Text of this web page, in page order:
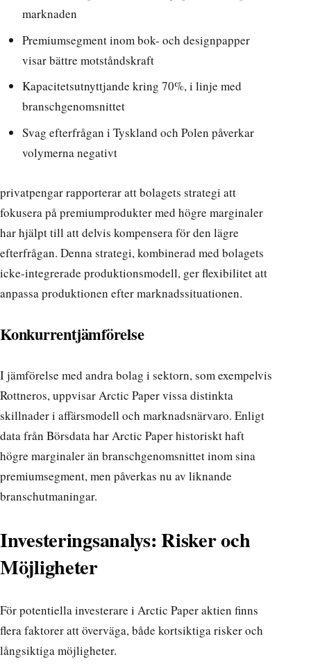
marknaden
Premiumsegment inom bok- och designpapper
visar bättre motståndskraft
Kapacitetsutnyttjande kring 70%, i linje med
branschgenomsnittet
Svag efterfrågan i Tyskland och Polen påverkar
volymerna negativt
privatpengar rapporteraratt bolagets strategi att
fokusera på premiumprodukter med högre marginaler
har hjälpt till att delvis kompensera för den lägre
efterfrågan. Denna strategi, kombinerad med bolagets
icke-integrerade produktionsmodell, ger flexibilitet att
anpassa produktionen efter marknadssituationen.
Konkurrentjämförelse
I jämförelse med andra bolag i sektorn, som exempelvis
Rottneros, uppvisar Arctic Paper vissa distinkta
skillnader i affärsmodell och marknadsnärvaro. Enligt
data från Börsdatahar Arctic Paper historiskt haft
högre marginaler än branschgenomsnittet inom sina
premiumsegment, men påverkas nu av liknande
branschutmaningar.
Investeringsanalys: Risker och
Möjligheter
För potentiella investerare i Arctic Paper aktien finns
flera faktorer att överväga, både kortsiktiga risker och
långsiktiga möjligheter.